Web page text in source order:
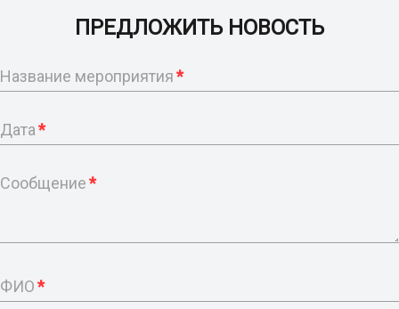
ПРЕДЛОЖИТЬ НОВОСТЬ
Название мероприятия*
Дата*
Сообщение*
ФИО*